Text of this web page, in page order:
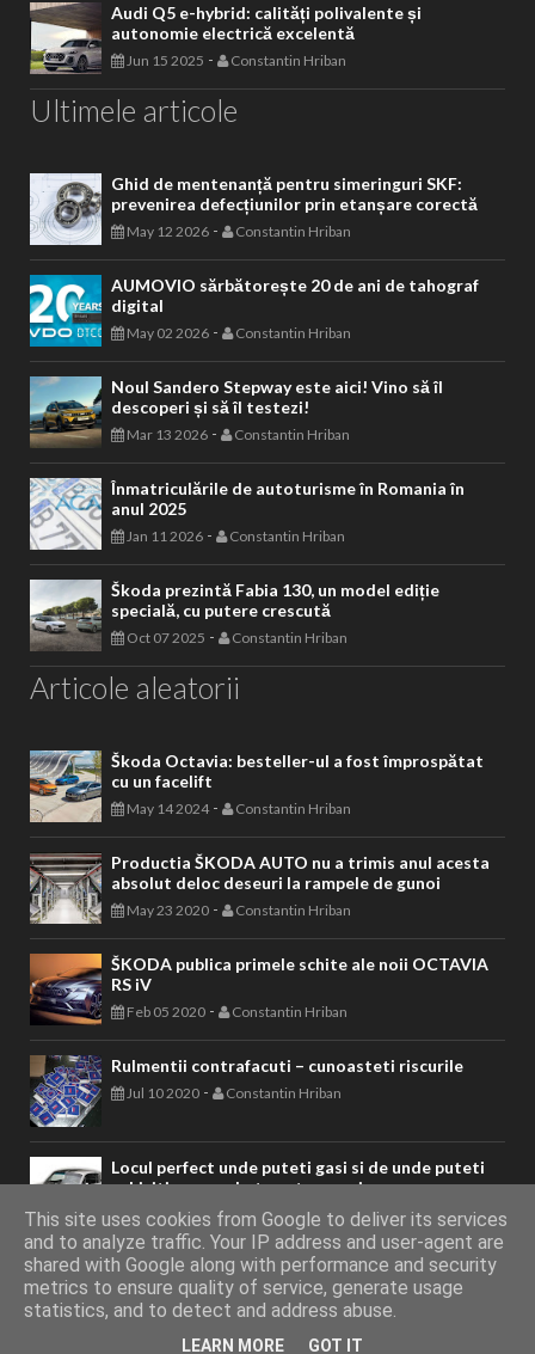
Audi Q5 e-hybrid: calități polivalente și
autonomie electrică excelentă
Jun 15 2025 - Constantin Hriban
Ultimele articole
Ghid de mentenanță pentru simeringuri SKF:
prevenirea defecțiunilor prin etanșare corectă
May 12 2026 - Constantin Hriban
AUMOVIO sărbătorește 20 de ani de tahograf
digital
May 02 2026 - Constantin Hriban
Noul Sandero Stepway este aici! Vino să îl
descoperi și să îl testezi!
Mar 13 2026 - Constantin Hriban
Înmatriculările de autoturisme în Romania în
anul 2025
Jan 11 2026 - Constantin Hriban
Škoda prezintă Fabia 130, un model ediție
specială, cu putere crescută
Oct 07 2025 - Constantin Hriban
Articole aleatorii
Škoda Octavia: besteller-ul a fost împrospătat
cu un facelift
May 14 2024- Constantin Hriban
Productia ŠKODA AUTO nu a trimis anul acesta
absolut deloc deseuri la rampele de gunoi
May 23 2020 - Constantin Hriban
ŠKODA publica primele schite ale noii OCTAVIA
RS iV
Feb 05 2020 - Constantin Hriban
Rulmentii contrafacuti – cunoasteti riscurile
Jul 10 2020 - Constantin Hriban
Locul perfect unde puteti gasi si de unde puteti
achizitiona machete auto premium
Jun 09 2022- Constantin Hriban
AUTOVITAL - Blog AutoCopyright © 2011 - 2026. Toate drepturile
This site uses cookies from Google to deliver its services
and to analyze traffic. Your IP address and user-agent are
shared with Google along with performance and security
metrics to ensure quality of service, generate usage
statistics, and to detect and address abuse.
LEARN MORE GOT IT